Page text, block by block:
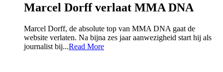
Marcel Dorff verlaat MMA DNA
Marcel Dorff, de absolute top van MMA DNA gaat de
website verlaten. Na bijna zes jaar aanwezigheid start hij als
journalist bij...Read More